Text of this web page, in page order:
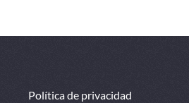
Política de privacidad